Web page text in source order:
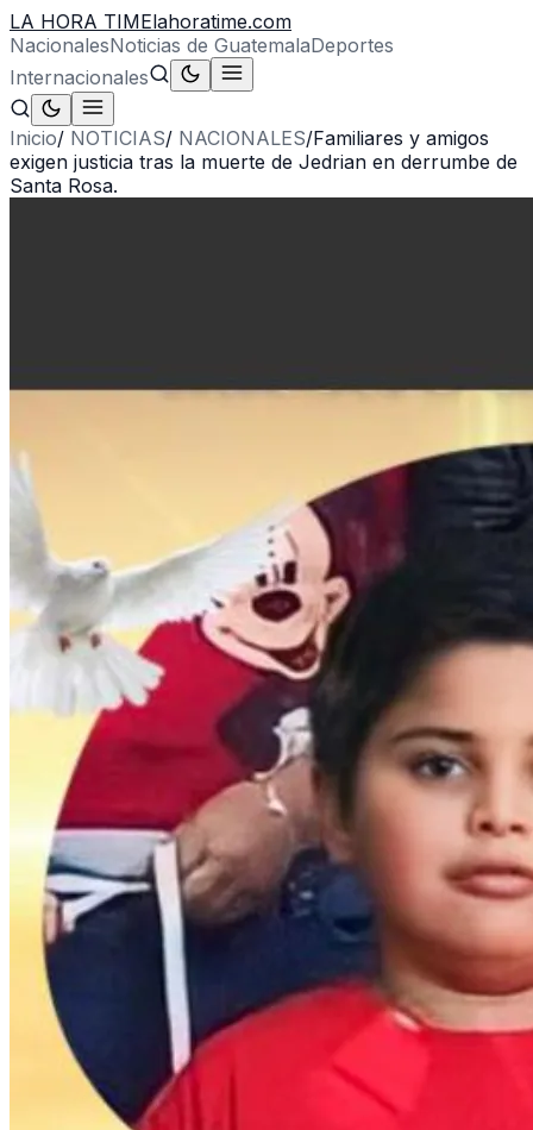
LA HORA TIMElahoratime.com
NacionalesNoticias de GuatemalaDeportes
Internacionales
Inicio/ NOTICIAS/ NACIONALES/Familiares y amigos
exigen justicia tras la muerte de Jedrian en derrumbe de
Santa Rosa.